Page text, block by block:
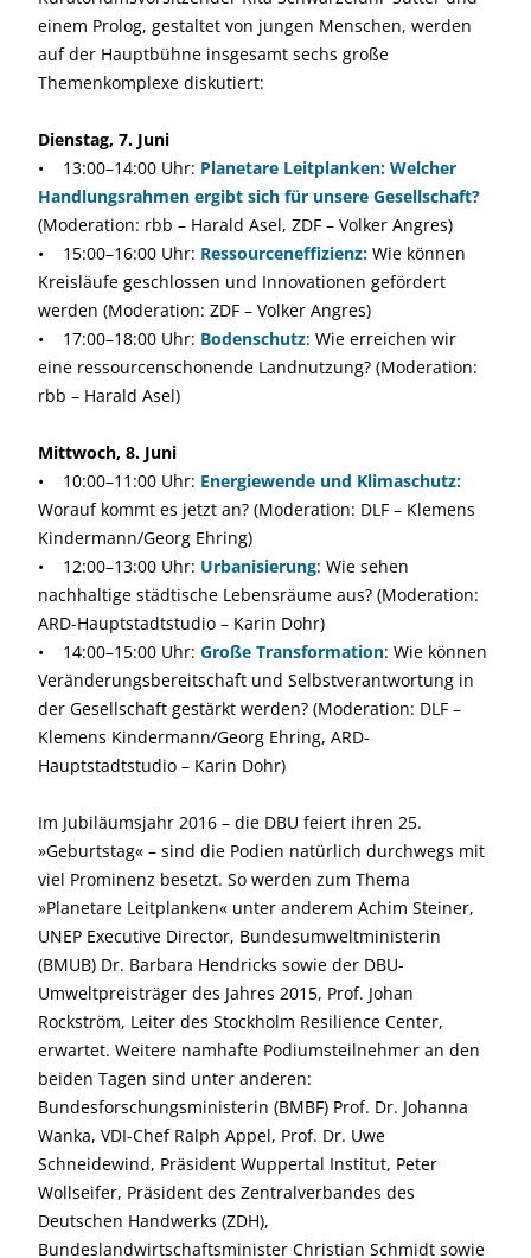
einem Prolog, gestaltet von jungen Menschen, werden
auf der Hauptbühne insgesamt sechs große
Themenkomplexe diskutiert:
Dienstag, 7. Juni
• 13:00–14:00 Uhr: Planetare Leitplanken: Welcher
Handlungs­rahmen ergibt sich für unsere Gesellschaft?
(Moderation: rbb – Harald Asel, ZDF – Volker Angres)
• 15:00–16:00 Uhr: Ressourceneffizienz: Wie können
Kreisläufe geschlossen und Innovationen gefördert
werden (Moderation: ZDF – Volker Angres)
• 17:00–18:00 Uhr: Bodenschutz: Wie erreichen wir
eine ressourcenschonende Landnutzung? (Moderation:
rbb – Harald Asel)
Mittwoch, 8. Juni
• 10:00–11:00 Uhr: Energiewende und Klimaschutz:
Worauf kommt es jetzt an? (Moderation: DLF – Klemens
Kindermann/Georg Ehring)
• 12:00–13:00 Uhr: Urbanisierung: Wie sehen
nachhaltige städtische Lebensräume aus? (Moderation:
ARD-Hauptstadtstudio – Karin Dohr)
• 14:00–15:00 Uhr: Große Transformation: Wie können
Veränderungsbereitschaft und Selbstverantwortung in
der Gesellschaft gestärkt werden? (Moderation: DLF –
Klemens Kindermann/Georg Ehring, ARD-
Hauptstadtstudio – Karin Dohr)
Im Jubiläumsjahr 2016 – die DBU feiert ihren 25.
»Geburtstag« – sind die Podien natürlich durchwegs mit
viel Prominenz besetzt. So werden zum Thema
»Planetare Leitplanken« unter anderem Achim Steiner,
UNEP Executive Director, Bundesumweltministerin
(BMUB) Dr. Barbara Hendricks sowie der DBU-
Umweltpreisträger des Jahres 2015, Prof. Johan
Rockström, Leiter des Stockholm Resilience Center,
erwartet. Weitere namhafte Podiumsteilnehmer an den
beiden Tagen sind unter anderen:
Bundesforschungsministerin (BMBF) Prof. Dr. Johanna
Wanka, VDI-Chef Ralph Appel, Prof. Dr. Uwe
Schneidewind, Präsident Wuppertal Institut, Peter
Wollseifer, Präsident des Zentralverbandes des
Deutschen Handwerks (ZDH),
Bundeslandwirtschaftsminister Christian Schmidt sowie